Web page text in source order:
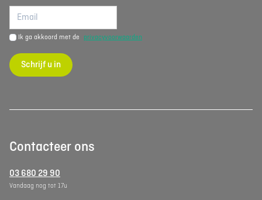
Ik ga akkoord met de privacyvoorwaarden
Schrijf u in
Contacteer ons
03 680 29 90
Vandaag nog tot 17u